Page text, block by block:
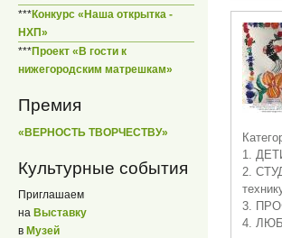
***Конкурс «Наша открытка -
НХП»
***Проект «В гости к
нижегородским матрешкам»
Премия
«ВЕРНОСТЬ ТВОРЧЕСТВУ»
Культурные события
Приглашаем
на Выставку
в Музей
1.
2.
3.
4.